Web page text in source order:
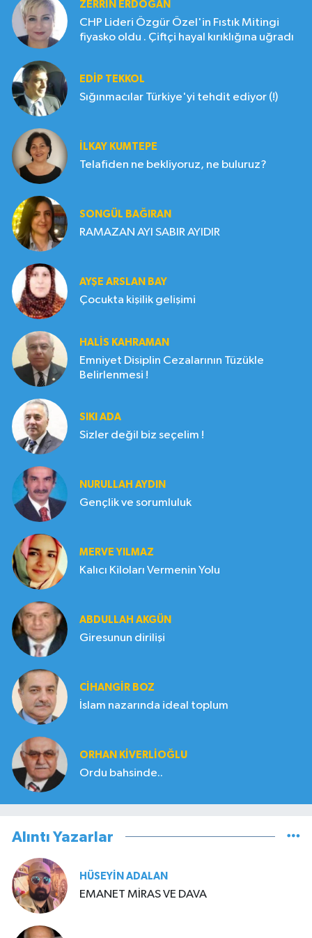
ZERRIN ERDOĞAN
CHP Lideri Özgür Özel'in Fıstık Mitingi
fiyasko oldu . Çiftçi hayal kırıklığına uğradı
EDIP TEKKOL
Sığınmacılar Türkiye'yi tehdit ediyor (!)
İLKAY KUMTEPE
Telafiden ne bekliyoruz, ne buluruz?
SONGÜL BAĞIRAN
RAMAZAN AYI SABIR AYIDIR
AYŞE ARSLAN BAY
Çocukta kişilik gelişimi
HALIS KAHRAMAN
Emniyet Disiplin Cezalarının Tüzükle
Belirlenmesi !
SIKI ADA
Sizler değil biz seçelim !
NURULLAH AYDIN
Gençlik ve sorumluluk
MERVE YILMAZ
Kalıcı Kiloları Vermenin Yolu
ABDULLAH AKGÜN
Giresunun dirilişi
CIHANGIR BOZ
İslam nazarında ideal toplum
ORHAN KIVERLIOĞLU
Ordu bahsinde..
Alıntı Yazarlar
HÜSEYIN ADALAN
EMANET MİRAS VE DAVA